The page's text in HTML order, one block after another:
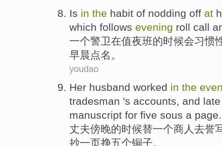
Is in the habit of nodding off at
which follows evening roll call
一个警卫在值夜班的时候会习惯
早晨 点名。
youdao
Her husband worked in the
tradesman 's accounts, and
manuscript for five sous a page.
丈夫傍晚的时候替一个商人 去誉
抄一页挣五个铜子。